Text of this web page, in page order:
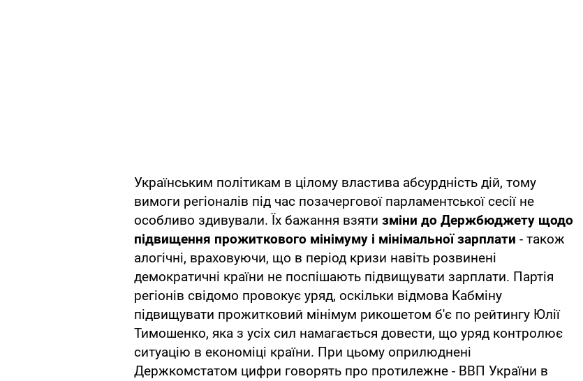
Українським політикам в цілому властива абсурдність дій, тому
вимоги регіоналів під час позачергової парламентської сесії не
особливо здивували. Їх бажання взяти зміни до Держбюджету щодо
підвищення прожиткового мінімуму і мінімальної зарплати - також
алогічні, враховуючи, що в період кризи навіть розвинені
демократичні країни не поспішають підвищувати зарплати. Партія
регіонів свідомо провокує уряд, оскільки відмова Кабміну
підвищувати прожитковий мінімум рикошетом б'є по рейтингу Юлії
Тимошенко, яка з усіх сил намагається довести, що уряд контролює
ситуацію в економіці країни. При цьому оприлюднені
Держкомстатом цифри говорять про протилежне - ВВП України в